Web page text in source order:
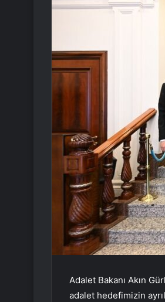
Adalet Bakanı Akın
adalet hedefimizin